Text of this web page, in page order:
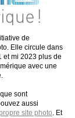
de
Elle circule dans
et mi 2023 plus de
avec une
sont
aussi
site photo . Et